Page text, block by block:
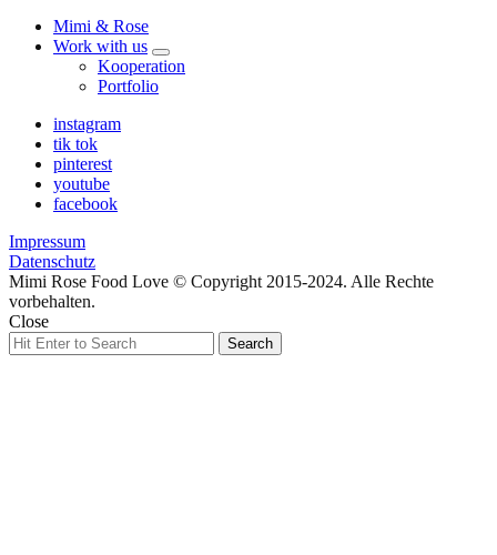
Mimi & Rose
Work with us
expand
child
Kooperation
Portfolio
instagram
tik tok
pinterest
youtube
facebook
Impressum
Datenschutz
Mimi Rose Food Love © Copyright 2015-2024. Alle Rechte
vorbehalten.
Close
Search
for:
Search